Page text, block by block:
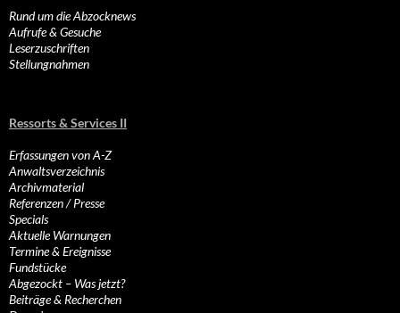
Rund um die Abzocknews
Aufrufe & Gesuche
Leserzuschriften
Stellungnahmen
Ressorts & Services II
Erfassungen von A-Z
Anwaltsverzeichnis
Archivmaterial
Referenzen / Presse
Specials
Aktuelle Warnungen
Termine & Ereignisse
Fundstücke
Abgezockt – Was jetzt?
Beiträge & Recherchen